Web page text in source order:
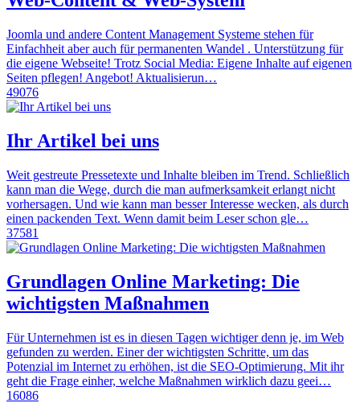
Joomla und andere Content Management Systeme stehen für
Einfachheit aber auch für permanenten Wandel . Unterstützung für
die eigene Webseite! Trotz Social Media: Eigene Inhalte auf eigenen
Seiten pflegen! Angebot! Aktualisierun…
49076
Ihr Artikel bei uns
Weit gestreute Pressetexte und Inhalte bleiben im Trend. Schließlich
kann man die Wege, durch die man aufmerksamkeit erlangt nicht
vorhersagen. Und wie kann man besser Interesse wecken, als durch
einen packenden Text. Wenn damit beim Leser schon gle…
37581
Grundlagen Online Marketing: Die
wichtigsten Maßnahmen
Für Unternehmen ist es in diesen Tagen wichtiger denn je, im Web
gefunden zu werden. Einer der wichtigsten Schritte, um das
Potenzial im Internet zu erhöhen, ist die SEO-Optimierung. Mit ihr
geht die Frage einher, welche Maßnahmen wirklich dazu geei…
16086